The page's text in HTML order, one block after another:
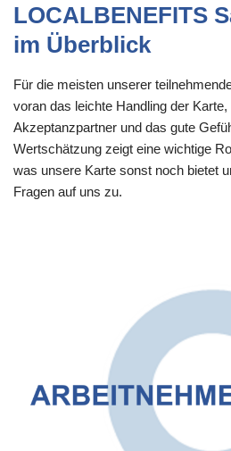
LOCALBENEFITS
im Überblick
Für die meisten unserer
voran das leichte Handling der
Akzeptanzpartner und das gute
Wertschätzung zeigt eine wichtige
was unsere Karte sonst noch bietet
Fragen auf uns zu.